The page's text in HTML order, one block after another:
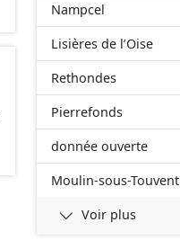
Nampcel
Lisières de l’Oise
Rethondes
Pierrefonds
donnée ouverte
Moulin-sous-Touvent
Voir plus